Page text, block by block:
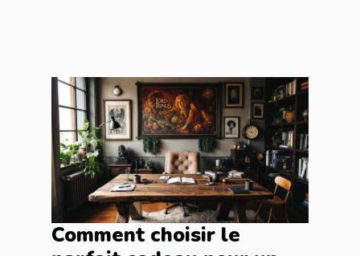
Comment choisir le